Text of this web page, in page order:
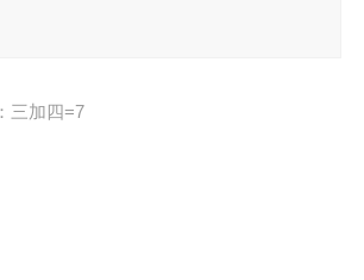
三加四=7